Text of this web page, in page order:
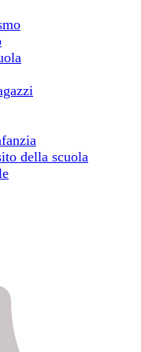
della scuola